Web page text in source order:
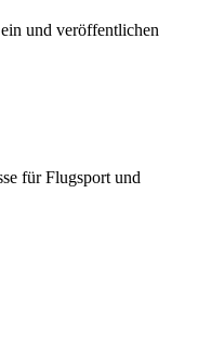
und veröffentlichen
für Flugsport und